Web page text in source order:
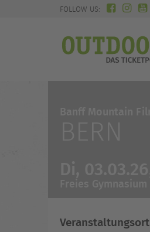
FOLLOW US:
Veranstaltungsort